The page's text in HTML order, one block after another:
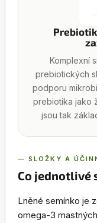
Komplexní
prebiotických
podporu
prebiotika jako
jsou tak
— SLOŽKY A
Co jednotlivé
Lněné semínko je
omega-3